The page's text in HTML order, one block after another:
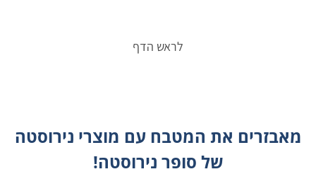
לראש הדף
מאבזרים את המטבח עם מוצרי נירוסטה
של סופר נירוסטה!